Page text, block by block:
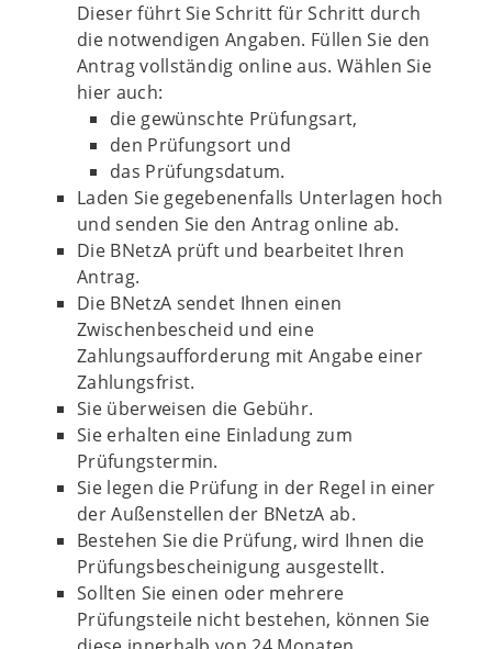
Dieser führt Sie Schritt für Schritt durch
die notwendigen Angaben. Füllen Sie den
Antrag vollständig online aus. Wählen Sie
hier auch:
die gewünschte Prüfungsart,
den Prüfungsort und
das Prüfungsdatum.
Laden Sie gegebenenfalls Unterlagen hoch
und senden Sie den Antrag online ab.
Die BNetzA prüft und bearbeitet Ihren
Antrag.
Die BNetzA sendet Ihnen einen
Zwischenbescheid und eine
Zahlungsaufforderung mit Angabe einer
Zahlungsfrist.
Sie überweisen die Gebühr.
Sie erhalten eine Einladung zum
Prüfungstermin.
Sie legen die Prüfung in der Regel in einer
der Außenstellen der BNetzA ab.
Bestehen Sie die Prüfung, wird Ihnen die
Prüfungsbescheinigung ausgestellt.
Sollten Sie einen oder mehrere
Prüfungsteile nicht bestehen, können Sie